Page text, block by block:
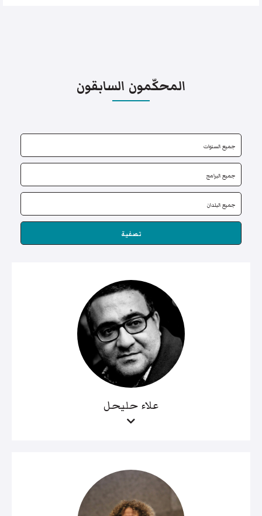
المحكّمون السابقون
تصفية
علاء حليحل